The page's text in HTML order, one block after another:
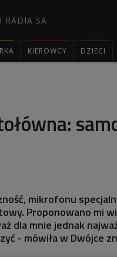
RADIA SA
KIEROWCY DZIECI
mikrofonu
Proponowano mi
dla mnie jednak
- mówiła w Dwójce